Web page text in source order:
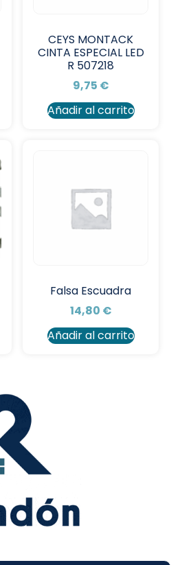
CEYS MONTACK
CINTA ESPECIAL LED
R 507218
9,75 €
Añadir al carrito
Falsa Escuadra
14,80 €
Añadir al carrito